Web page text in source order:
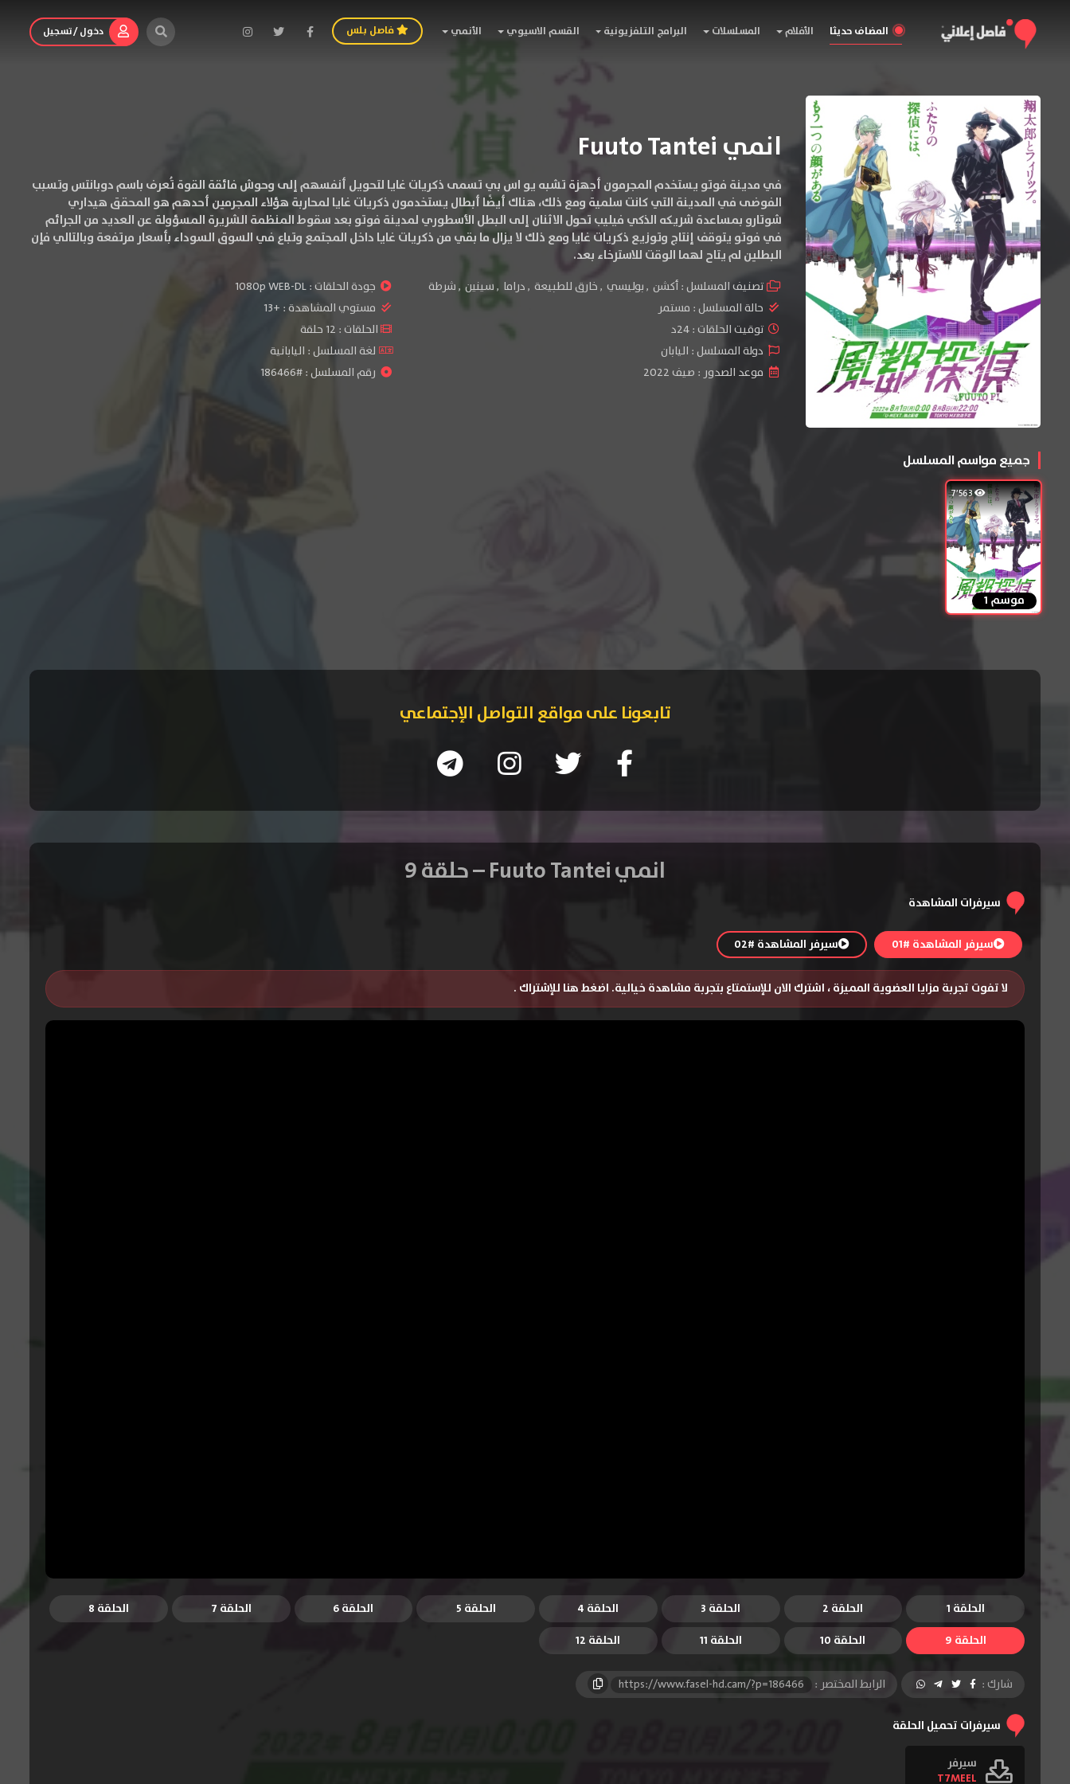
المضاف حديثا الأفلام المسلسلات البرامج التلفزيونية القسم الاسيوي الأنمي فاصل بلس دخول / تسجيل
انمي Fuuto Tantei
في مدينة فوتو يستخدم المجرمون أجهزة تشبه يو اس بي تسمى ذكريات غايا لتحويل أنفسهم إلى وحوش فائقة القوة تُعرف باسم دوبانتس وتسبب
الفوضى في المدينة التي كانت سلمية ومع ذلك، هناك أيضًا أبطال يستخدمون ذكريات غايا لمحاربة هؤلاء المجرمين أحدهم هو المحقق هيداري
شوتارو بمساعدة شريكه الذكي فيليب تحول الاثنان إلى البطل الأسطوري لمدينة فوتو بعد سقوط المنظمة الشريرة المسؤولة عن العديد من الجرائم
في فوتو يتوقف إنتاج وتوزيع ذكريات غايا ومع ذلك لا يزال ما بقي من ذكريات غايا داخل المجتمع وتباع في السوق السوداء بأسعار مرتفعة وبالتالي فإن
البطلين لم يتاح لهما الوقت للاسترخاء بعد.
تصنيف المسلسل :أكشن ,بوليسي ,خارق للطبيعة ,دراما ,سينين ,شرطة جودة الحلقات :1080p WEB-DL
حالة المسلسل : مستمر مستوي المشاهدة : +13
توقيت الحلقات : 24د
الحلقات : 12 حلقة
دولة المسلسل : اليابان
لغة المسلسل : اليابانية
موعد الصدور : صيف 2022
رقم المسلسل : #186466
جميع مواسم المسلسل
7٬563
موسم 1
تابعونا على مواقع التواصل الإجتماعي
انمي Fuuto Tantei – حلقة 9
سيرفرات المشاهدة
سيرفر المشاهدة #01 سيرفر المشاهدة #02
لا تفوت تجربة مزايا العضوية المميزة ، اشترك الان للإستمتاع بتجربة مشاهدة خيالية. اضغط هنا للإشتراك .
الحلقة 1 الحلقة 2 الحلقة 3 الحلقة 4 الحلقة 5 الحلقة 6 الحلقة 7
الحلقة 8
الحلقة 9
الحلقة 10 الحلقة 11 الحلقة 12
شارك : الرابط المختصر : https://www.fasel-hd.cam/?p=186466
سيرفرات تحميل الحلقة
سيرفر
T7MEEL